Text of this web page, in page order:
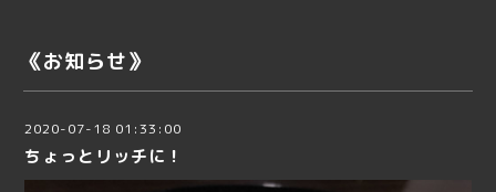
《お知らせ》
2020-07-18 01:33:00
ちょっとリッチに！